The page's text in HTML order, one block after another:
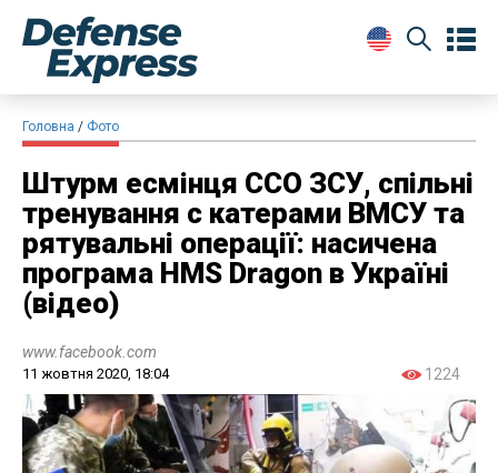
Головна Фото
Штурм есмінця ССО ЗСУ, спільні
тренування с катерами ВМСУ та
рятувальні операції: насичена
програма HMS Dragon в Україні
(відео)
www.facebook.com
11 жовтня 2020, 18:04 1224